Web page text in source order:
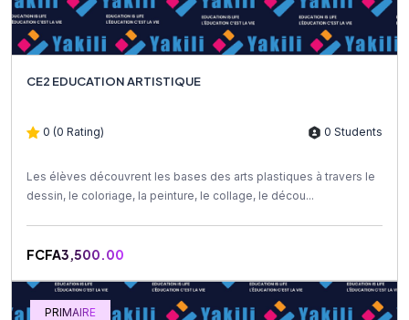
CE2 EDUCATION ARTISTIQUE
0 (0 Rating) 0 Students
Les élèves découvrent les bases des arts plastiques à travers le
dessin, le coloriage, la peinture, le collage, le décou...
FCFA3,500.00
PRIMAIRE